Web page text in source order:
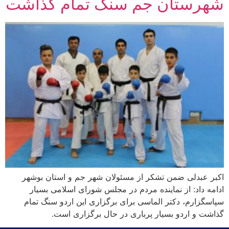
اکبر عبدلی ضمن تشکر از مسئولان شهر جم و استان بوشهر
ادامه داد: از نماینده مردم در مجلس شورای اسلامی بسیار
سپاسگزارم، دکتر الماسی برای برگزاری این اردو سنگ تمام
گذاشت و اردو بسیار پرباری در حال برگزاری است.